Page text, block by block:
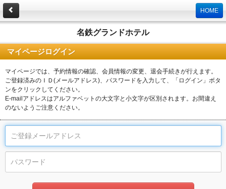
HOME
名鉄グランドホテル
マイページログイン
マイページでは、予約情報の確認、会員情報の変更、退会手続きが行えます。
ご登録済みのＩＤ(メールアドレス)、パスワードを入力して、「ログイン」ボタ
ンをクリックしてください。
E-mailアドレスはアルファベットの大文字と小文字が区別されます。お間違え
のないようご注意ください。